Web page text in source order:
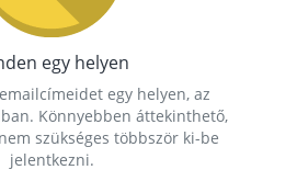
egy helyen
egy helyen, az
Könnyebben áttekinthető,
szükséges többször ki-be
jelentkezni.